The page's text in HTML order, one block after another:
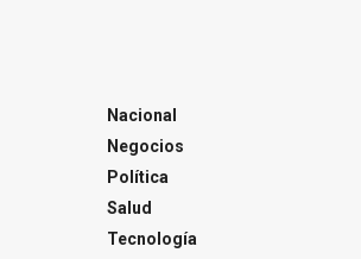
Nacional
Negocios
Política
Salud
Tecnología